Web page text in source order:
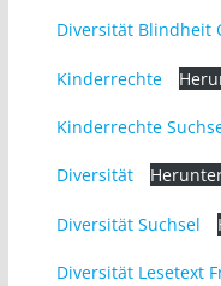
Diversität Blindheit
Kinderrechte
Kinderrechte
Diversität
Diversität Suchsel
Diversität Lesetext